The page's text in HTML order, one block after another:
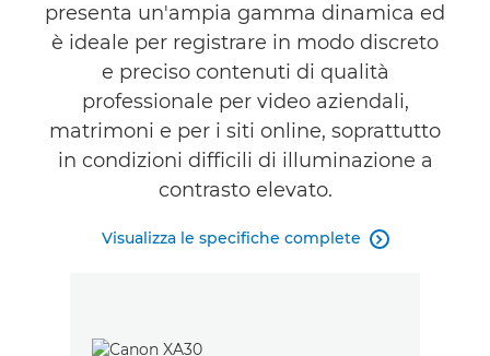
presenta un'ampia gamma dinamica ed
è ideale per registrare in modo discreto
e preciso contenuti di qualità
professionale per video aziendali,
matrimoni e per i siti online, soprattutto
in condizioni difficili di illuminazione a
contrasto elevato.
Visualizza le specifiche complete 